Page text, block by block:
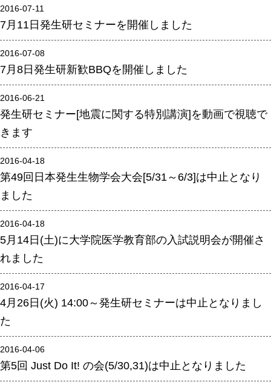
年報
関連リンク
ゲノム神経学分野
細胞脂質代謝分野
細胞医学分野
損傷修復分野
多能性幹細胞分野
組織幹細胞分野
幹細胞誘導分野
脳発生分野
腎臓発生分野
生殖発生分野
入学・求人案内
2016-07-11
7月11日発生研セミナーを開催しました
2016-07-08
7月8日発生研新歓BBQを開催しました
2016-06-21
発生研セミナー[地震に関する特別講演]を動画で視聴で
きます
2016-04-18
第49回日本発生生物学会大会[5/31～6/3]は中止となり
ました
2016-04-18
5月14日(土)に大学院医学教育部の入試説明会が開催さ
れました
2016-04-17
4月26日(火) 14:00～発生研セミナーは中止となりまし
た
2016-04-06
第5回 Just Do It! の会(5/30,31)は中止となりました